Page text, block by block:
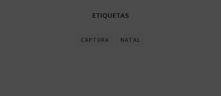
ETIQUETAS
CAPTURA NATAL